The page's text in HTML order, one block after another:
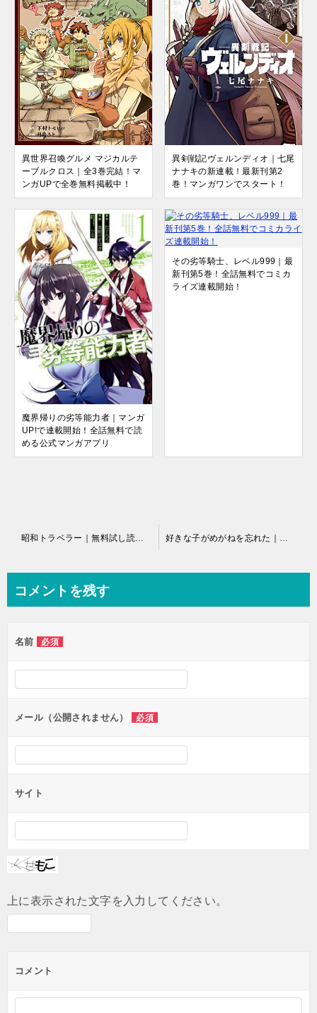
異世界召喚グルメ マジカルテ
ーブルクロス｜全3巻完結！マ
ンガUPで全巻無料掲載中！
異剣戦記ヴェルンディオ｜七尾
ナナキの新連載！最新刊第2
巻！マンガワンでスタート！
魔界帰りの劣等能力者｜マンガ
UP!で連載開始！全話無料で読
める公式マンガアプリ
その劣等騎士、レベル999｜最
新刊第5巻！全話無料でコミカ
ライズ連載開始！
ビ
ー
シ
ョ
ン
コメントを残す
名前 必須
メール（公開されません） 必須
サイト
上に表示された文字を入力してください。
コメント